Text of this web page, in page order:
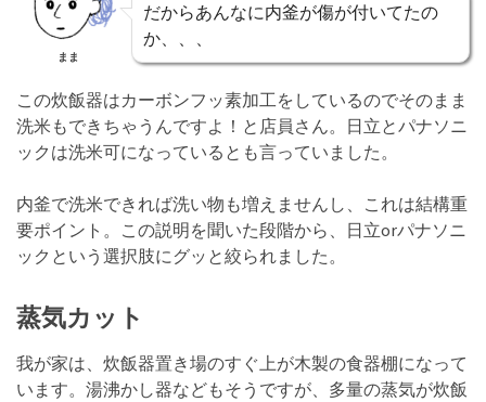
まま
だからあんなに内釜が傷が付いてたの
か、、、
この炊飯器はカーボンフッ素加工をしているのでそのまま
洗米もできちゃうんですよ！と店員さん。日立とパナソニ
ックは洗米可になっているとも言っていました。
内釜で洗米できれば洗い物も増えませんし、これは結構重
要ポイント。この説明を聞いた段階から、日立orパナソニ
ックという選択肢にグッと絞られました。
蒸気カット
我が家は、炊飯器置き場のすぐ上が木製の食器棚になって
います。湯沸かし器などもそうですが、多量の蒸気が炊飯